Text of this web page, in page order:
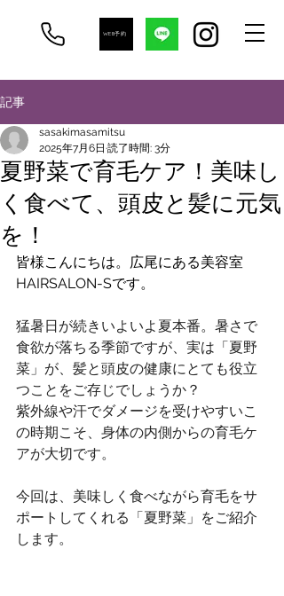
WEB予約
記事
夏野菜で育毛ケア！美味し
く食べて、頭皮と髪に元気
を！
sasakimasamitsu
2025年7月6日 読了時間: 3分
皆様こんにちは。広尾にある美容室
HAIRSALON-Sです。
猛暑日が続きいよいよ夏本番。暑さで
食欲が落ちる季節ですが、実は「夏野
菜」が、髪と頭皮の健康にとても役立
つことをご存じでしょうか？
紫外線や汗でダメージを受けやすいこ
の時期こそ、身体の内側からの育毛ケ
アが大切です。
今回は、美味しく食べながら育毛をサ
ポートしてくれる「夏野菜」をご紹介
します。